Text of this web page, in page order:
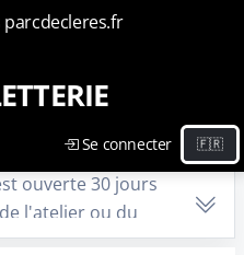
parcdecleres.fr
Se connecter
ouverte 30 jours
l'atelier ou du
devez vous